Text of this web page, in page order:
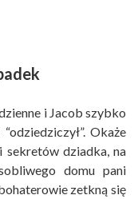
i Jacob szybko
Okaże
sekretów dziadka, na
domu pani
zetkną się